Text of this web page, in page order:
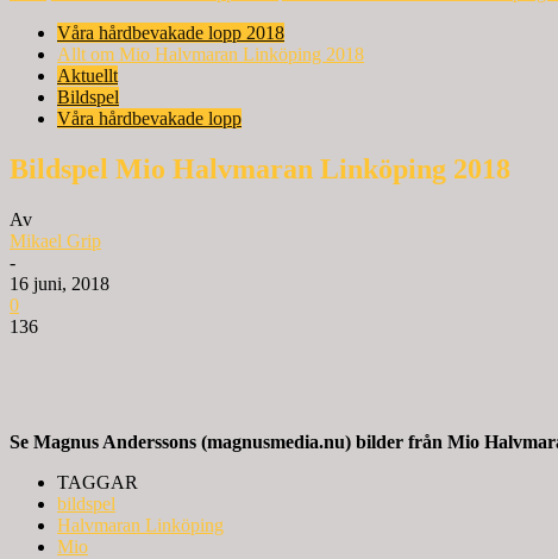
Våra hårdbevakade lopp 2018
Allt om Mio Halvmaran Linköping 2018
Aktuellt
Bildspel
Våra hårdbevakade lopp
Bildspel Mio Halvmaran Linköping 2018
Av
Mikael Grip
-
16 juni, 2018
0
136
Se Magnus Anderssons (magnusmedia.nu) bilder från Mio
TAGGAR
bildspel
Halvmaran Linköping
Mio